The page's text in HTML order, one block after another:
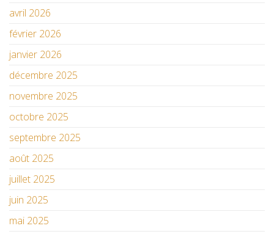
avril 2026
février 2026
janvier 2026
décembre 2025
novembre 2025
octobre 2025
septembre 2025
août 2025
juillet 2025
juin 2025
mai 2025